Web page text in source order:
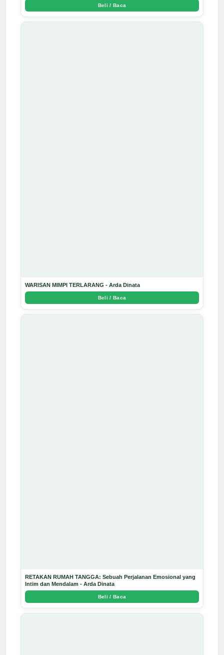
Beli / Baca
WARISAN MIMPI TERLARANG - Arda Dinata
Beli / Baca
RETAKAN RUMAH TANGGA: Sebuah Perjalanan Emosional yang
Intim dan Mendalam - Arda Dinata
Beli / Baca